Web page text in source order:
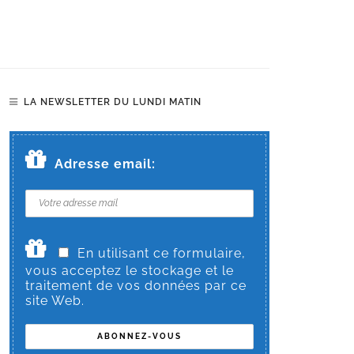
LA NEWSLETTER DU LUNDI MATIN
Adresse email:
En utilisant ce formulaire,
vous acceptez le stockage et le
traitement de vos données par ce
site Web.